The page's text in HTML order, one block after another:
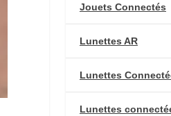
Jouets Connectés
Lunettes AR
Lunettes
Lunettes